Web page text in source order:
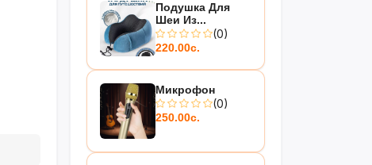
Подушка Для
Шеи Из...
(0)
220.00с.
Микрофон
(0)
250.00с.